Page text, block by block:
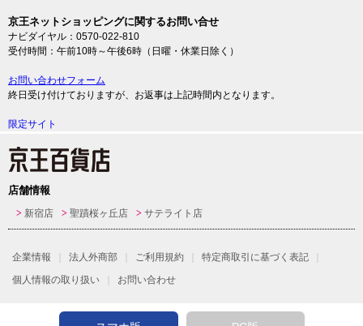
京王ネットショッピングに関するお問い合せ
ナビダイヤル：0570-022-810
受付時間：午前10時～午後6時（日曜・休業日除く）
お問い合わせフォーム
終日受け付けておりますが、お返事は上記時間内となります。
限定サイト
店舗情報
新宿店 聖蹟桜ヶ丘店 サテライト店
企業情報 法人外商部 ご利用規約
特定商取引に基づく表記
個人情報の取り扱い
お問い合わせ